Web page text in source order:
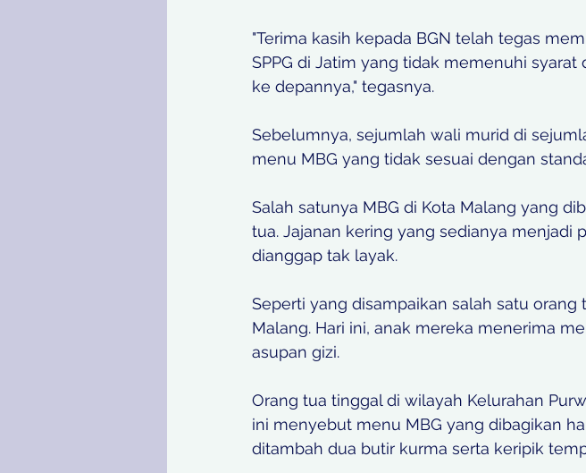
"Terima kasih kepada BGN telah tegas
SPPG di Jatim yang tidak memenuhi
ke depannya," tegasnya.
Sebelumnya, sejumlah wali murid di
menu MBG yang tidak sesuai dengan
Salah satunya MBG di Kota Malang yang
tua. Jajanan kering yang sedianya menjadi
dianggap tak layak.
Seperti yang disampaikan salah satu orang
Malang. Hari ini, anak mereka menerima
asupan gizi.
Orang tua tinggal di wilayah Kelurahan
ini menyebut menu MBG yang dibagikan
ditambah dua butir kurma serta keripik